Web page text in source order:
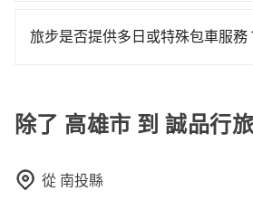
15分鐘出站、等待車站前排班的計
程使用tripool並到府專車接送，則
可以比坐車快21分鐘，但卻要額外
費，所以對於不是這麼趕時間的人
租金約$1,500，九人座如Hyundai
里程限定200~400公里，超過還會
租乙還的服務，假設你當天就往返
誠品行旅，預計的小轎車花費為
灣大車隊、Uber、Line Taxi、Yoxi
tripool可省高達$2,900。綜合以上
品質上，tripool都是你從高雄市到
旅步是否提供多日或特殊包車服務
除了 高雄市 到 誠品行
從 南投縣